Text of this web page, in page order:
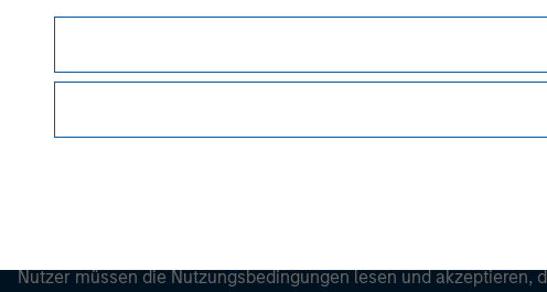
Morgan Stanley
Nutzer müssen die Nutzungsbedingungen lesen und akzeptieren,